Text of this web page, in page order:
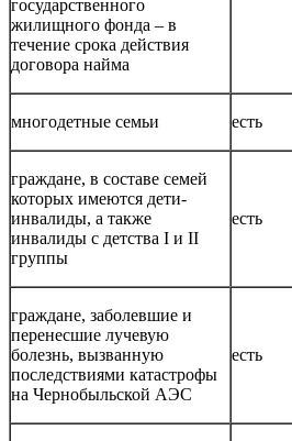
государственного
жилищного фонда – в
течение срока действия
договора найма
многодетные семьи есть
граждане, в составе семей
которых имеются дети-
инвалиды, а также
инвалиды с детства I и II
группы
есть
граждане, заболевшие и
перенесшие лучевую
болезнь, вызванную
последствиями катастрофы
на Чернобыльской АЭС
есть